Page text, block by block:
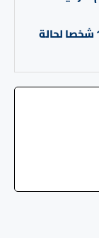
إغلاق مطعم في الزرقاء بعد تعرض 138 شخصا لحالة